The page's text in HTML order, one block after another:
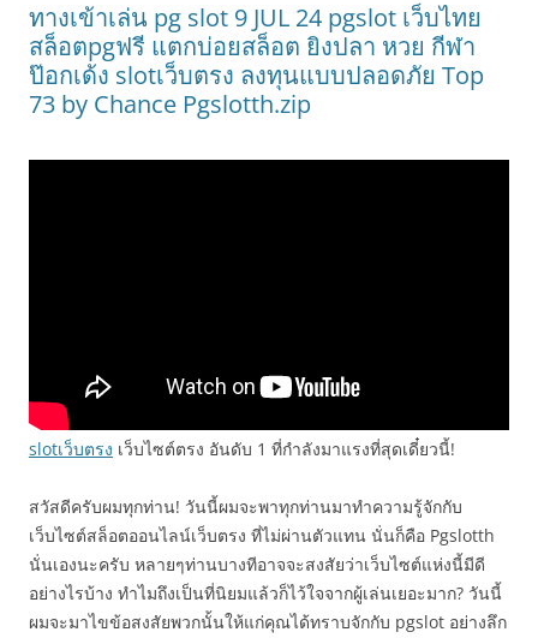
ทางเข้าเล่น pg slot 9 JUL 24 pgslot เว็บไทย
สล็อตpgฟรี แตกบ่อยสล็อต ยิงปลา หวย กีฬา
ป๊อกเด้ง slotเว็บตรง ลงทุนแบบปลอดภัย Top
73 by Chance Pgslotth.zip
slotเว็บตรง เว็บไซต์ตรง อันดับ 1 ที่กำลังมาแรงที่สุดเดี๋ยวนี้!
สวัสดีครับผมทุกท่าน! วันนี้ผมจะพาทุกท่านมาทำความรู้จักกับ
เว็บไซต์สล็อตออนไลน์เว็บตรง ที่ไม่ผ่านตัวแทน นั่นก็คือ Pgslotth
นั่นเองนะครับ หลายๆท่านบางทีอาจจะสงสัยว่าเว็บไซต์แห่งนี้มีดี
อย่างไรบ้าง ทำไมถึงเป็นที่นิยมแล้วก็ไว้ใจจากผู้เล่นเยอะมาก? วันนี้
ผมจะมาไขข้อสงสัยพวกนั้นให้แก่คุณได้ทราบจักกับ pgslot อย่างลึก